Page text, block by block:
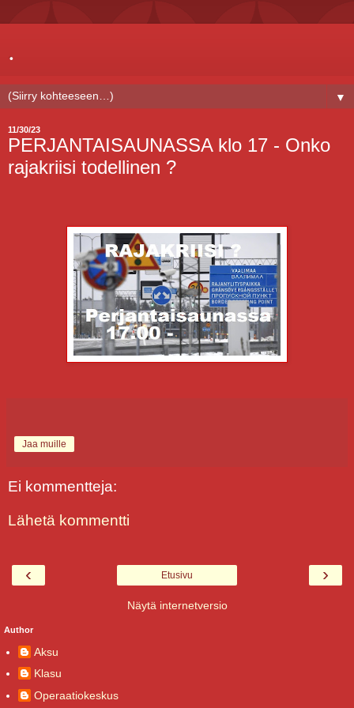
.
▼
11/30/23
PERJANTAISAUNASSA klo 17 - Onko
rajakriisi todellinen ?
Jaa muille
Ei kommentteja:
Lähetä kommentti
‹ ›
Etusivu
Näytä internetversio
Author
Aksu
Klasu
Operaatiokeskus